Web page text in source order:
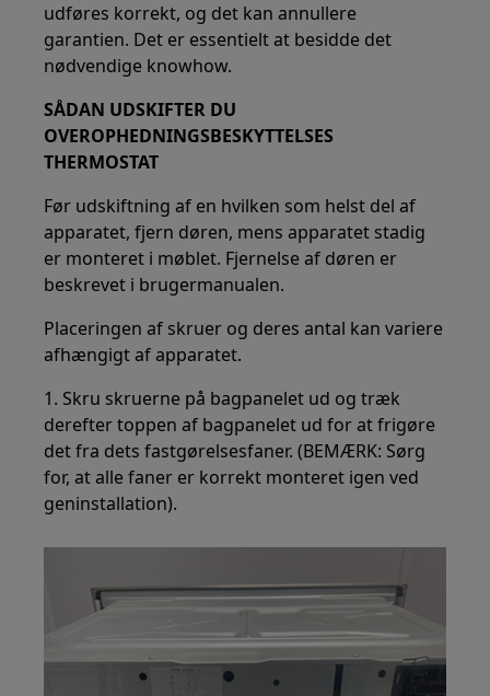
udføres korrekt, og det kan annullere
garantien. Det er essentielt at besidde det
nødvendige knowhow.
SÅDAN UDSKIFTER DU
OVEROPHEDNINGSBESKYTTELSES
THERMOSTAT
Før udskiftning af en hvilken som helst del af
apparatet, fjern døren, mens apparatet stadig
er monteret i møblet. Fjernelse af døren er
beskrevet i brugermanualen.
Placeringen af skruer og deres antal kan variere
afhængigt af apparatet.
1. Skru skruerne på bagpanelet ud og træk
derefter toppen af bagpanelet ud for at frigøre
det fra dets fastgørelsesfaner. (BEMÆRK: Sørg
for, at alle faner er korrekt monteret igen ved
geninstallation).